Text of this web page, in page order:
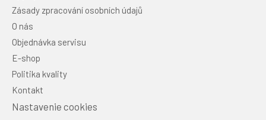
Zásady zpracování osobních údajů
O nás
Objednávka servisu
E-shop
Politika kvality
Kontakt
Nastavenie cookies